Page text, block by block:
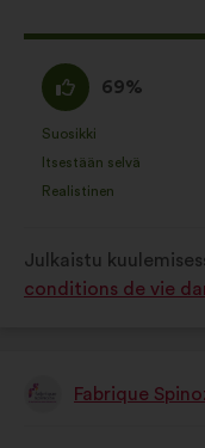
samaa
mieltä
:
69%
seuraavasti:
Suosikki
:kertaa
Itsestään selvä
:kertaa
Realistinen
:kertaa
Julkaistu
conditions de vie
EhdotusFabrique